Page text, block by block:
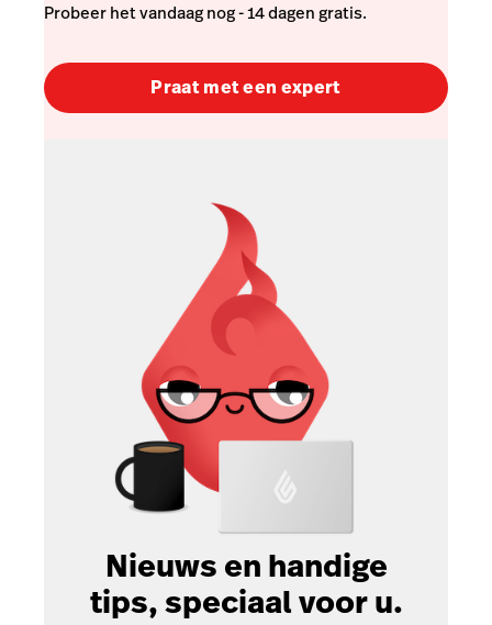
Probeer het vandaag nog - 14 dagen gratis.
Praat met een expert
Nieuws en handige
tips, speciaal voor u.